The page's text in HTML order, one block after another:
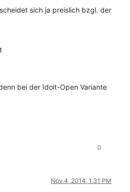
sich ja preislich bzgl. der
bei der Idoit-Open Variante
0
Nov 4, 2014, 1:31 PM